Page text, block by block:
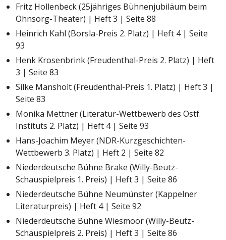
Fritz Hollenbeck (25jähriges Bühnenjubiläum beim
Ohnsorg-Theater) | Heft 3 | Seite 88
Heinrich Kahl (Borsla-Preis 2. Platz) | Heft 4 | Seite
93
Henk Krosenbrink (Freudenthal-Preis 2. Platz) | Heft
3 | Seite 83
Silke Mansholt (Freudenthal-Preis 1. Platz) | Heft 3 |
Seite 83
Monika Mettner (Literatur-Wettbewerb des Ostf.
Instituts 2. Platz) | Heft 4 | Seite 93
Hans-Joachim Meyer (NDR-Kurzgeschichten-
Wettbewerb 3. Platz) | Heft 2 | Seite 82
Niederdeutsche Bühne Brake (Willy-Beutz-
Schauspielpreis 1. Preis) | Heft 3 | Seite 86
Niederdeutsche Bühne Neumünster (Kappelner
Literaturpreis) | Heft 4 | Seite 92
Niederdeutsche Bühne Wiesmoor (Willy-Beutz-
Schauspielpreis 2. Preis) | Heft 3 | Seite 86